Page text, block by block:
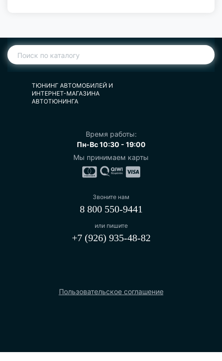
ТЮНИНГ АВТОМОБИЛЕЙ И
ИНТЕРНЕТ-МАГАЗИНА
АВТОТЮНИНГА
Время работы:
Пн-Вс 10:30 - 19:00
Мы принимаем карты
Звоните нам
8 800 550-9441
Пользовательское соглашение
или пишите
+7 (926) 935-48-82